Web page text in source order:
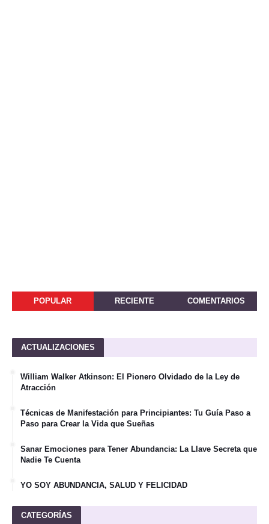
POPULAR RECIENTE COMENTARIOS
ACTUALIZACIONES
William Walker Atkinson: El Pionero Olvidado de la Ley de
Atracción
Técnicas de Manifestación para Principiantes: Tu Guía Paso a
Paso para Crear la Vida que Sueñas
Sanar Emociones para Tener Abundancia: La Llave Secreta que
Nadie Te Cuenta
YO SOY ABUNDANCIA, SALUD Y FELICIDAD
CATEGORÍAS